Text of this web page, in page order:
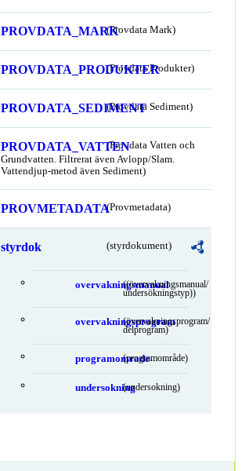
PROVDATA_MARK(Provdata Mark)
PROVDATA_PRODUKTER
(Provdata Produkter)
PROVDATA_SEDIMENT(Provdata Sediment)
PROVDATA_VATTEN(Provdata Vatten och
Grundvatten. Filtrerat även Avlopp/Slam.
Vattendjup-metod även Sediment)
PROVMETADATA(Provmetadata)
styrdok (styrdokument)
overvakningsmanual
((övervakningsmanual/
undersökningstyp))
overvakningsprogram
(övervakningsprogram/
delprogram)
programomrade(programområde)
undersokning(undersokning)